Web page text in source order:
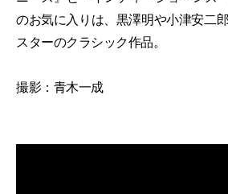
のお気に入りは、黒澤明や小津安二
スターのクラシック作品。
撮影：青木一成